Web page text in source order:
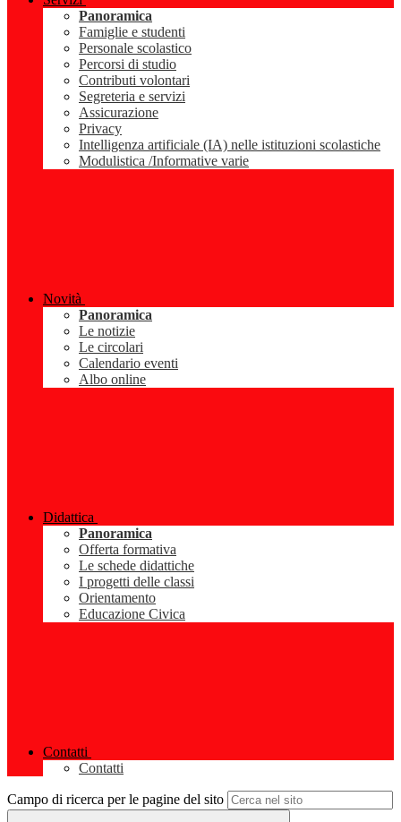
Panoramica
Famiglie e studenti
Personale scolastico
Percorsi di studio
Contributi volontari
Segreteria e servizi
Assicurazione
Privacy
Intelligenza artificiale (IA) nelle istituzioni scolastiche
Modulistica /Informative varie
Novità
Panoramica
Le notizie
Le circolari
Calendario eventi
Albo online
Didattica
Panoramica
Offerta formativa
Le schede didattiche
I progetti delle classi
Orientamento
Educazione Civica
Contatti
Contatti
Campo di ricerca per le pagine del sito